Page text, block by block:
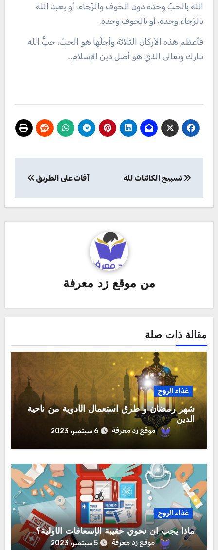
الله بالحبّ وحده دون الخوف والرّجاء. أو يعبد الله
بالرّجاء وحده، أو بالخوف وحده.
فأعظم هذه الأركان الثلاثة وأجلّها هو الحبّ، حبُّ الله
تبارك وتعالى الذي هو أصل دين الإسلام…
المقالات
تسبيح الكائنات لله آفات على الطريق
من موقع زد معرفة
مقالة ذات صلة
غذاء الروح
شهر رمضان و طرق استعمال الأدوية من ناحية
الدين
موقع زد معرفة 6 سبتمبر، 2023
غذاء الروح
ماذا يجب ان تحوي حقيبة الإسعافات الأولية؟
موقع زد معرفة 5 سبتمبر، 2023